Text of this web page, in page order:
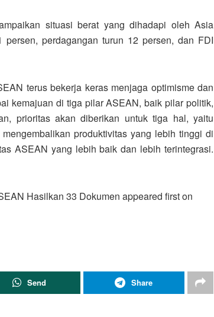
situasi berat yang dihadapi oleh Asia
perdagangan turun 12 persen, dan FDI
terus bekerja keras menjaga optimisme dan
kemajuan di tiga pilar ASEAN, baik pilar politik,
prioritas akan diberikan untuk tiga hal, yaitu
produktivitas yang lebih tinggi di
ASEAN yang lebih baik dan lebih terintegrasi.
Hasilkan 33 Dokumen appeared first on
Send Share